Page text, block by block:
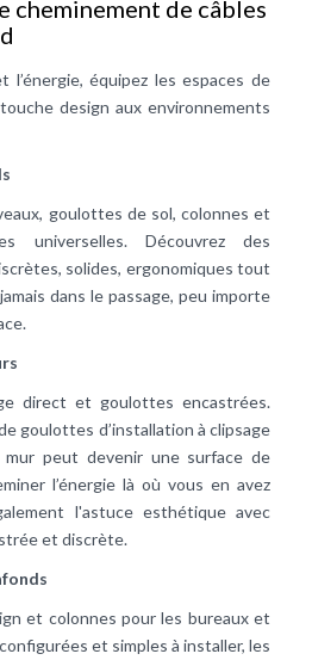
cheminement de câbles
l’énergie, équipez les espaces de
design aux environnements
goulottes de sol, colonnes et
universelles. Découvrez des
solides, ergonomiques tout
dans le passage, peu importe
direct et goulottes encastrées.
goulottes d’installation à clipsage
mur peut devenir une surface de
l’énergie là où vous en avez
l'astuce esthétique avec
et discrète.
et colonnes pour les bureaux et
et simples à installer, les